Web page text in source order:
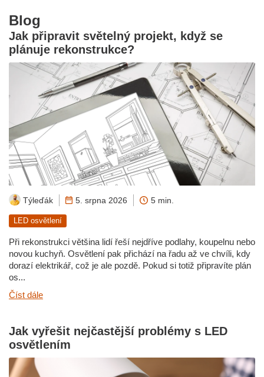
Blog
Jak připravit světelný projekt, když se
plánuje rekonstrukce?
Týleďák 5. srpna 2026 5 min.
LED osvětlení
Při rekonstrukci většina lidí řeší nejdříve podlahy, koupelnu nebo
novou kuchyň. Osvětlení pak přichází na řadu až ve chvíli, kdy
dorazí elektrikář, což je ale pozdě. Pokud si totiž připravíte plán
os...
Číst dále
Jak vyřešit nejčastější problémy s LED
osvětlením